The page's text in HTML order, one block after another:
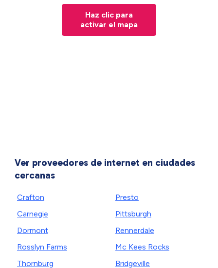
Haz clic para
activar el mapa
Ver proveedores de internet en ciudades
cercanas
Crafton
Carnegie
Dormont
Rosslyn Farms
Thornburg
Presto
Pittsburgh
Rennerdale
Mc Kees Rocks
Bridgeville